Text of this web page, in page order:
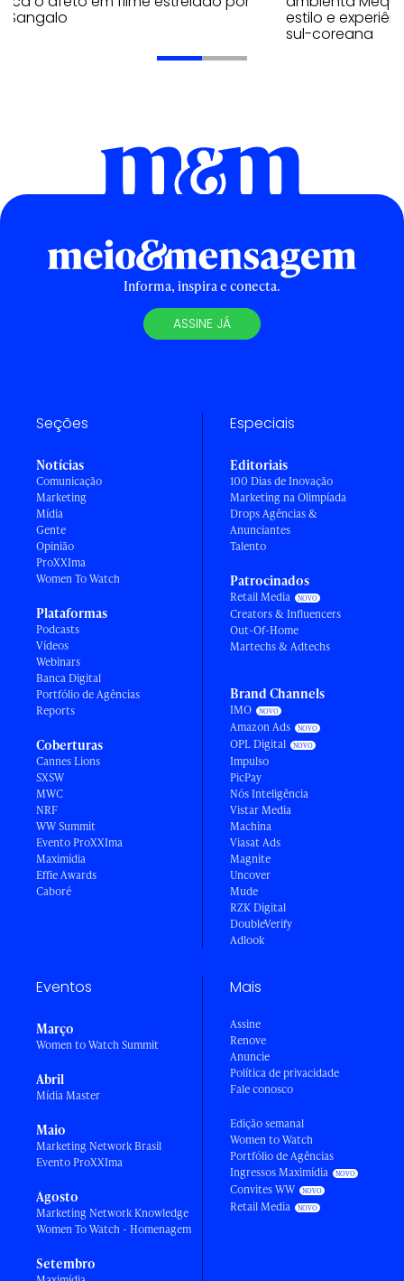
Sangalo estilo e
sul-coreana
Informa, inspira e conecta.
ASSINE JÁ
Seções
Notícias
Comunicação
Marketing
Mídia
Gente
Opinião
ProXXIma
Women To Watch
Plataformas
Podcasts
Vídeos
Webinars
Banca Digital
Portfólio de Agências
Reports
Coberturas
Cannes Lions
SXSW
MWC
NRF
WW Summit
Evento ProXXIma
Maximídia
Effie Awards
Caboré
Especiais
Editoriais
100 Dias de Inovação
Marketing na Olimpíada
Drops Agências &
Anunciantes
Talento
Patrocinados
Retail Media
Creators & Influencers
Out-Of-Home
Martechs & Adtechs
Brand Channels
IMO
Amazon Ads
OPL Digital
Impulso
PicPay
Nós Inteligência
Vistar Media
Machina
Viasat Ads
Magnite
Uncover
Mude
RZK Digital
DoubleVerify
Adlook
Eventos
Março
Women to Watch Summit
Abril
Mídia Master
Maio
Marketing Network Brasil
Evento ProXXIma
Agosto
Marketing Network Knowledge
Women To Watch - Homenagem
Setembro
Mais
Assine
Renove
Anuncie
Política de privacidade
Fale conosco
Edição semanal
Women to Watch
Portfólio de Agências
Ingressos Maximídia
Convites WW
Retail Media